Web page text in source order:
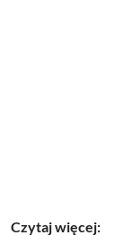
Czytaj więcej: